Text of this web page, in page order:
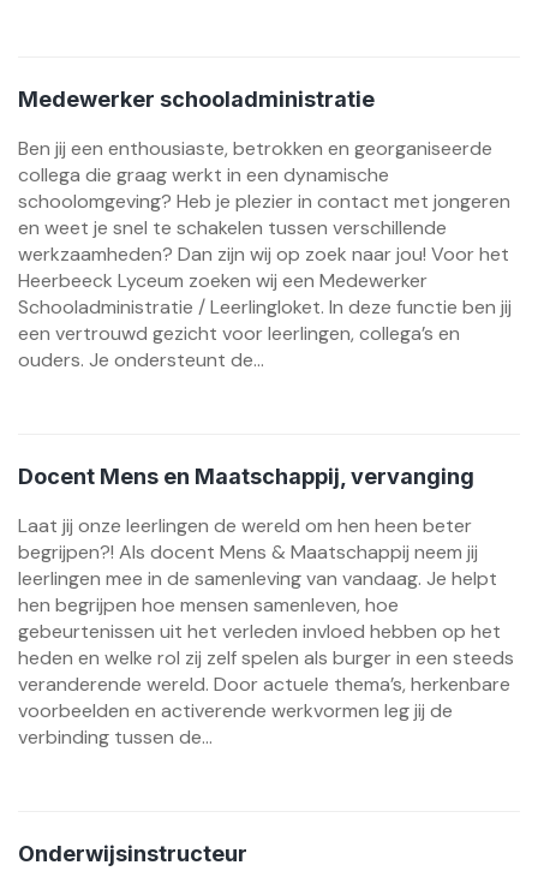
Medewerker schooladministratie
Ben jij een enthousiaste, betrokken en georganiseerde
collega die graag werkt in een dynamische
schoolomgeving? Heb je plezier in contact met jongeren
en weet je snel te schakelen tussen verschillende
werkzaamheden? Dan zijn wij op zoek naar jou! Voor het
Heerbeeck Lyceum zoeken wij een Medewerker
Schooladministratie / Leerlingloket. In deze functie ben jij
een vertrouwd gezicht voor leerlingen, collega’s en
ouders. Je ondersteunt de...
Docent Mens en Maatschappij, vervanging
Laat jij onze leerlingen de wereld om hen heen beter
begrijpen?! Als docent Mens & Maatschappij neem jij
leerlingen mee in de samenleving van vandaag. Je helpt
hen begrijpen hoe mensen samenleven, hoe
gebeurtenissen uit het verleden invloed hebben op het
heden en welke rol zij zelf spelen als burger in een steeds
veranderende wereld. Door actuele thema’s, herkenbare
voorbeelden en activerende werkvormen leg jij de
verbinding tussen de...
Onderwijsinstructeur